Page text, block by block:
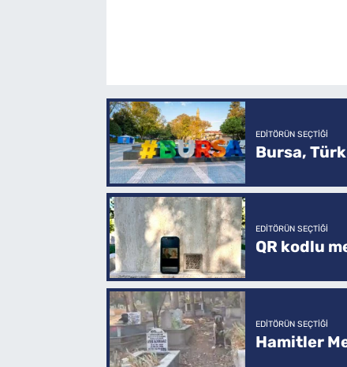
EDITÖRÜN SEÇTIĞI
Bursa,
EDITÖRÜN SEÇTIĞI
QR kodlu
EDITÖRÜN SEÇTIĞI
Hamitler